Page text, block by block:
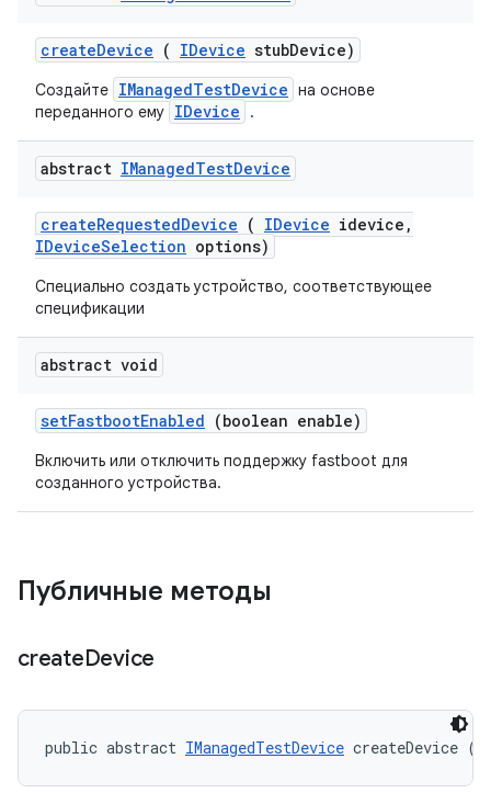
createDevice ( IDevice stubDevice)
Создайте IManagedTestDevice на основе
переданного ему IDevice .
abstract IManagedTestDevice
createRequestedDevice ( IDevice idevice ,
IDeviceSelection options)
Специально создать устройство, соответствующее
спецификации
abstract void
setFastbootEnabled (boolean enable)
Включить или отключить поддержку fastboot для
созданного устройства.
Публичные методы
createDevice
public abstract IManagedTestDevice createDevice (